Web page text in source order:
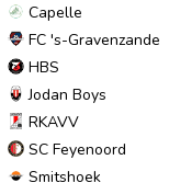
Capelle
FC 's-Gravenzande
HBS
Jodan Boys
RKAVV
SC Feyenoord
Smitshoek